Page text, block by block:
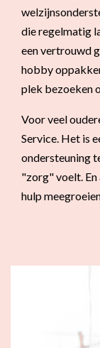
die regelmatig
een vertrouwd
hobby
plek bezoeken
Voor veel
Service. Het is
ondersteuning
"zorg" voelt. En
hulp